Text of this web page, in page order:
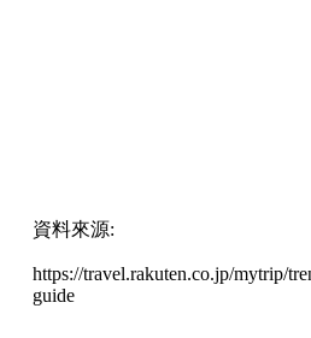
資料來源:
https://travel.rakuten.co.jp/mytrip/
guide